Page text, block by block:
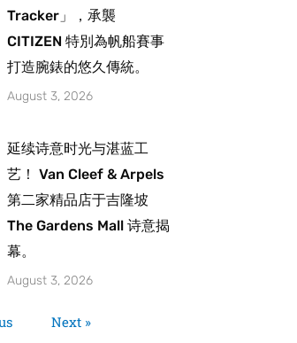
Tracker」，承襲
CITIZEN 特別為帆船賽事
打造腕錶的悠久傳統。
August 3, 2026
延续诗意时光与湛蓝工
艺！ Van Cleef & Arpels
第二家精品店于吉隆坡
The Gardens Mall 诗意揭
幕。
August 3, 2026
Next »